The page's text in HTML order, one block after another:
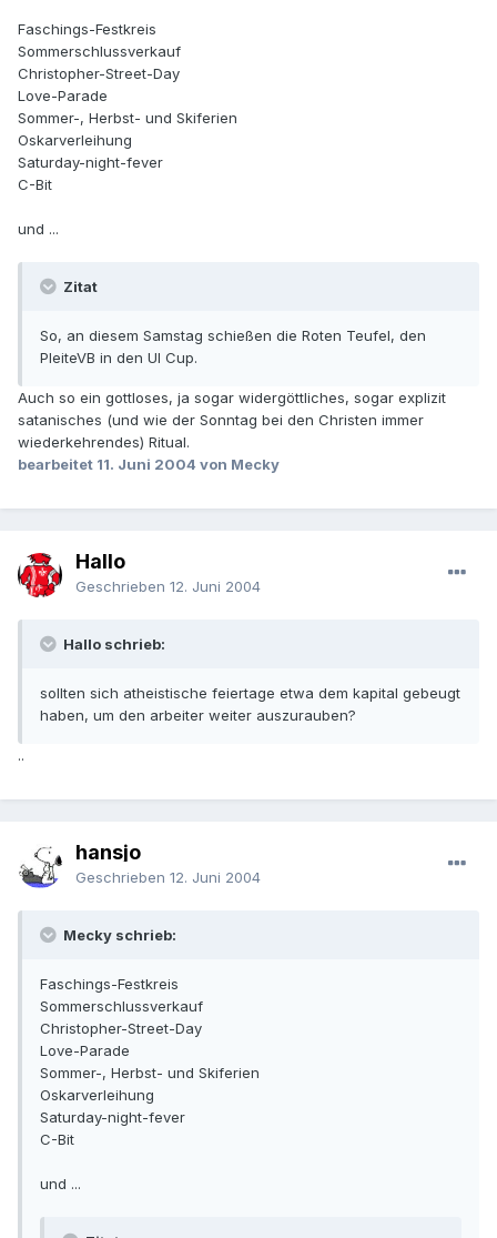
Faschings-Festkreis
Sommerschlussverkauf
Christopher-Street-Day
Love-Parade
Sommer-, Herbst- und Skiferien
Oskarverleihung
Saturday-night-fever
C-Bit
und ...
Zitat
So, an diesem Samstag schießen die Roten Teufel, den
PleiteVB in den UI Cup.
Auch so ein gottloses, ja sogar widergöttliches, sogar explizit
satanisches (und wie der Sonntag bei den Christen immer
wiederkehrendes) Ritual.
bearbeitet 11. Juni 2004 von Mecky
Hallo
Geschrieben 12. Juni 2004
Hallo schrieb:
sollten sich atheistische feiertage etwa dem kapital gebeugt
haben, um den arbeiter weiter auszurauben?
..
hansjo
Geschrieben 12. Juni 2004
Mecky schrieb:
Faschings-Festkreis
Sommerschlussverkauf
Christopher-Street-Day
Love-Parade
Sommer-, Herbst- und Skiferien
Oskarverleihung
Saturday-night-fever
C-Bit
und ...